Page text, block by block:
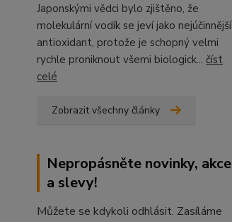
Japonskými vědci bylo zjištěno, že
molekulární vodík se jeví jako nejúčinnější
antioxidant, protože je schopný velmi
rychle proniknout všemi biologick... číst
celé
Zobrazit všechny články
Nepropásněte novinky, akce
a slevy!
Můžete se kdykoli odhlásit. Zasíláme